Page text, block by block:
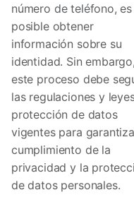
número de teléfono, es
posible obtener
información sobre su
identidad. Sin embargo,
este proceso debe
las regulaciones y
protección de datos
vigentes para
cumplimiento de la
privacidad y la
de datos personales.